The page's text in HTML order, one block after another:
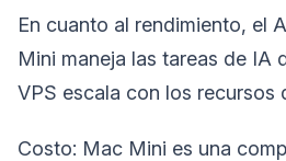
En cuanto al rendimiento, el
Mini maneja las tareas de IA
VPS escala con los recursos
Costo: Mac Mini es una